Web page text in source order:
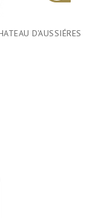
D'AUSSIÉRES